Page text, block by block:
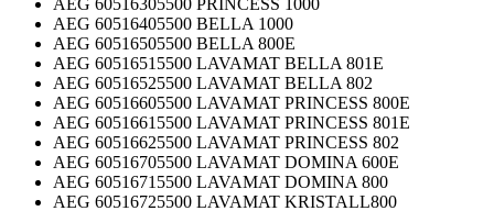
AEG 60516405500 BELLA 1000
AEG 60516505500 BELLA 800E
AEG 60516515500 LAVAMAT BELLA 801E
AEG 60516525500 LAVAMAT BELLA 802
AEG 60516605500 LAVAMAT PRINCESS 800E
AEG 60516615500 LAVAMAT PRINCESS 801E
AEG 60516625500 LAVAMAT PRINCESS 802
AEG 60516705500 LAVAMAT DOMINA 600E
AEG 60516715500 LAVAMAT DOMINA 800
AEG 60516725500 LAVAMAT KRISTALL800